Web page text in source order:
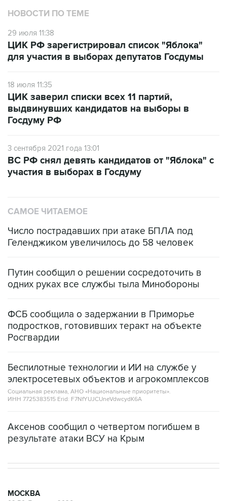
НОВОСТИ ПО ТЕМЕ
29 июля 11:38
ЦИК РФ зарегистрировал список "Яблока"
для участия в выборах депутатов Госдумы
18 июля 11:35
ЦИК заверил списки всех 11 партий,
выдвинувших кандидатов на выборы в
Госдуму РФ
3 сентября 2021 года 13:01
ВС РФ снял девять кандидатов от "Яблока" с
участия в выборах в Госдуму
САМОЕ ЧИТАЕМОЕ
Число пострадавших при атаке БПЛА под
Геленджиком увеличилось до 58 человек
Путин сообщил о решении сосредоточить в
одних руках все службы тыла Минобороны
ФСБ сообщила о задержании в Приморье
подростков, готовивших теракт на объекте
Росгвардии
Беспилотные технологии и ИИ на службе у
электросетевых объектов и агрокомплексов
Социальная реклама, АНО «Национальные приоритеты».
ИНН 7725383515 Erid: F7NfYUJCUneVdwcydK6A
Аксенов сообщил о четвертом погибшем в
результате атаки ВСУ на Крым
МОСКВА